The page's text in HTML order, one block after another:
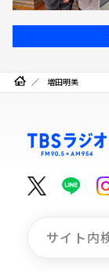
増田明美